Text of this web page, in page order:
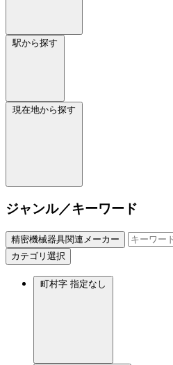
駅から探す
現在地から探す
ジャンル／キーワード
精密機械器具関連メーカー
カテゴリ選択
町村字 指定なし